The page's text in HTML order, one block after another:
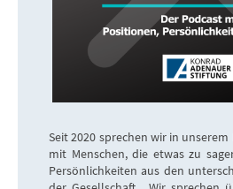
Seit 2020 sprechen wir in
mit Menschen, die etwas zu
Persönlichkeiten aus den